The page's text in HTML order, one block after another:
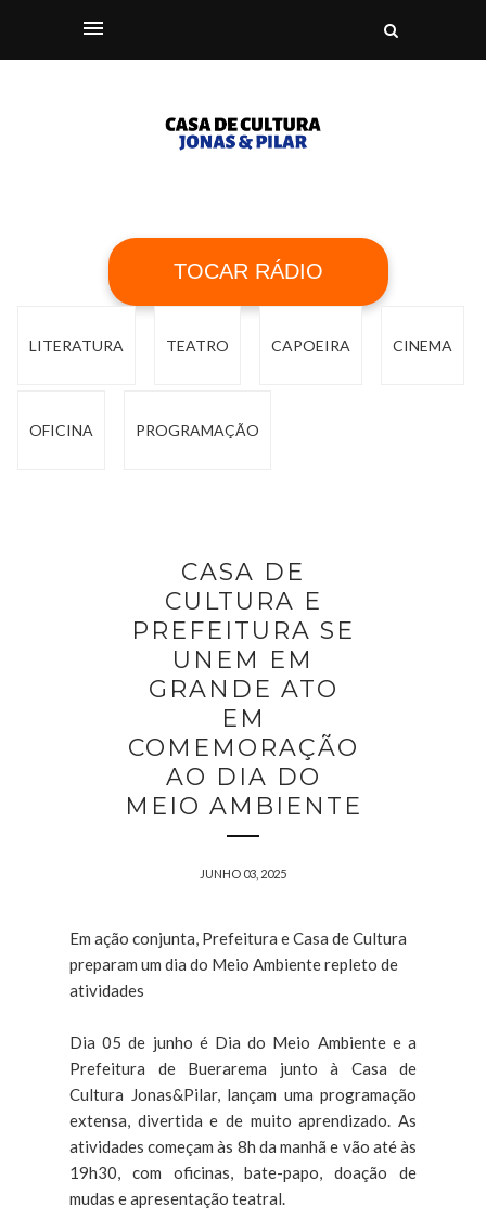
TOCAR RÁDIO
LITERATURA TEATRO CAPOEIRA CINEMA
OFICINA PROGRAMAÇÃO
CASA DE
CULTURA E
PREFEITURA SE
UNEM EM
GRANDE ATO
EM
COMEMORAÇÃO
AO DIA DO
MEIO AMBIENTE
JUNHO 03, 2025
Em ação conjunta, Prefeitura e Casa de Cultura
preparam um dia do Meio Ambiente repleto de
atividades
Dia 05 de junho é Dia do Meio Ambiente e a
Prefeitura de Buerarema junto à Casa de
Cultura Jonas&Pilar, lançam uma programação
extensa, divertida e de muito aprendizado. As
atividades começam às 8h da manhã e vão até às
19h30, com oficinas, bate-papo, doação de
mudas e apresentação teatral.